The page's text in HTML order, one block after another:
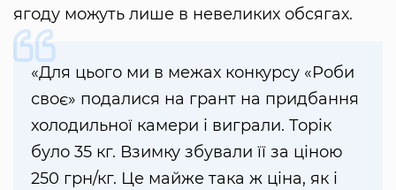
ягоду можуть лише в невеликих обсягах.
«Для цього ми в межах конкурсу «Роби
своє» подалися на грант на придбання
холодильної камери і виграли. Торік
було 35 кг. Взимку збували її за ціною
250 грн/кг. Це майже така ж ціна, як і